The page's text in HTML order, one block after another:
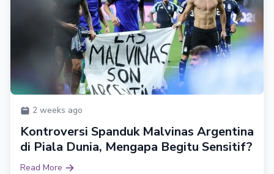
2 weeks ago
Kontroversi Spanduk Malvinas Argentina
di Piala Dunia, Mengapa Begitu Sensitif?
Read More